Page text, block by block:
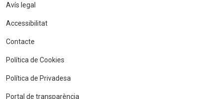
Avís legal
Accessibilitat
Contacte
Política de Cookies
Política de Privadesa
Portal de transparència